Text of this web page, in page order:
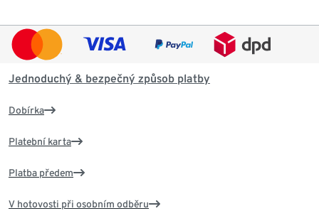
Jednoduchý & bezpečný způsob platby
Dobírka
Platební karta
Platba předem
V hotovosti při osobním odběru